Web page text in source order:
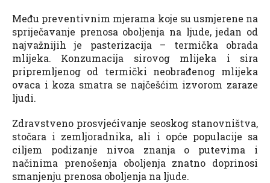
Među preventivnim mjerama koje su usmjerene na
spriječavanje prenosa oboljenja na ljude, jedan od
najvažnijih je pasterizacija – termička obrada
mlijeka. Konzumacija sirovog mlijeka i sira
pripremljenog od termički neobrađenog mlijeka
ovaca i koza smatra se najčešćim izvorom zaraze
ljudi.
Zdravstveno prosvjećivanje seoskog stanovništva,
stočara i zemljoradnika, ali i opće populacije sa
ciljem podizanje nivoa znanja o putevima i
načinima prenošenja oboljenja znatno doprinosi
smanjenju prenosa oboljenja na ljude.